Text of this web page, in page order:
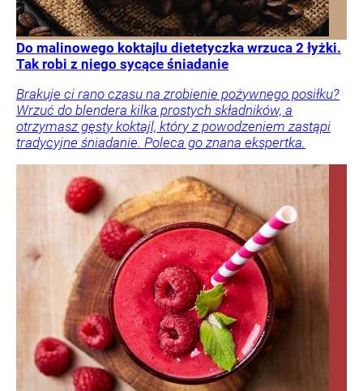
Do malinowego koktajlu dietetyczka wrzuca 2 łyżki.
Tak robi z niego sycące śniadanie
Brakuje ci rano czasu na zrobienie pożywnego posiłku?
Wrzuć do blendera kilka prostych składników, a
otrzymasz gęsty koktajl, który z powodzeniem zastąpi
tradycyjne śniadanie. Poleca go znana ekspertka.